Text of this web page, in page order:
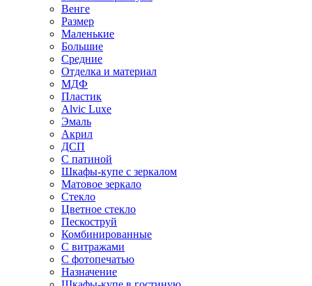
Венге
Размер
Маленькие
Большие
Средние
Отделка и материал
МДФ
Пластик
Alvic Luxe
Эмаль
Акрил
ДСП
С патиной
Шкафы-купе с зеркалом
Матовое зеркало
Стекло
Цветное стекло
Пескоструй
Комбинированные
С витражами
С фотопечатью
Назначение